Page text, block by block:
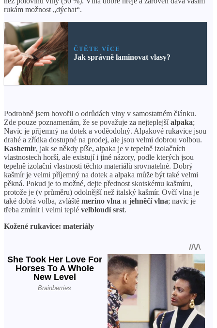
rukám možnost „dýchat“.
ČTĚTE VÍCE
Jak správně laminovat vlasy?
Podrobně jsem hovořil o odrůdách vlny v samostatném článku.
Zde pouze poznamenám, že se považuje za nejteplejšíalpaka;
Navíc je příjemný na dotek a voděodolný. Alpakové rukavice jsou
drahé a zřídka dostupné na prodej, ale jsou velmi dobrou volbou.
Kashemir, jak se někdy píše, alpaka je v tepelně izolačních
vlastnostech horší, ale existují i ​​jiné názory, podle kterých jsou
tepelně izolační vlastnosti těchto materiálů srovnatelné. Dobrý
kašmír je velmi příjemný na dotek a alpaka může být také velmi
pěkná. Pokud je to možné, dejte přednost skotskému kašmíru,
protože je (v průměru) odolnější než italský kašmír. Ovčí vlna je
také dobrá volba, zvláště merino vlna и jehněčí vlna; navíc je
třeba zmínit i velmi teplé velbloudí srst.
Kožené rukavice: materiály